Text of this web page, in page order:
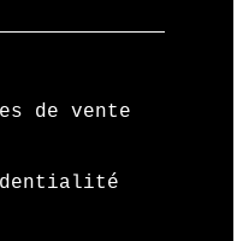
de vente